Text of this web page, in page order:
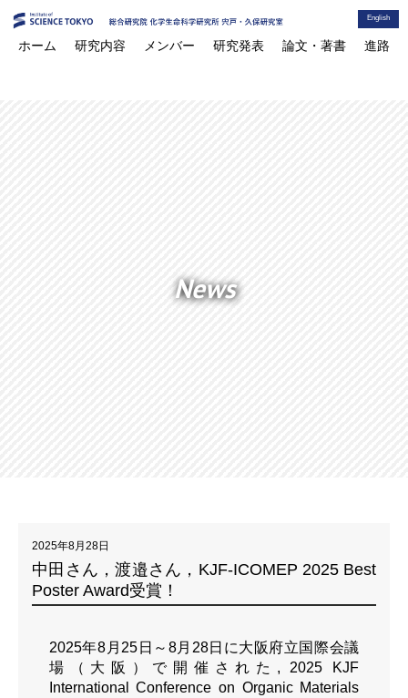
English
ホーム 研究内容 メンバー 研究発表 論文・著書 進路
News
2025年8月28日
中田さん，渡邉さん，KJF-ICOMEP 2025 Best
Poster Award受賞！
2025年8月25日～8月28日に大阪府立国際会議
場（大阪）で開催された, 2025 KJF
International Conference on Organic Materials